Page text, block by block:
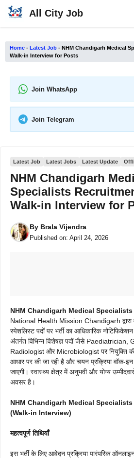
Skip
All City Job
Home - Latest Job - NHM Chandigarh Medical
Walk-in Interview for Posts
Join WhatsApp
Join Telegram
Latest Job Latest Jobs Latest Update
NHM Chandigarh
Specialists
Walk-in Interview for
By Brala Vijendra
Published on: April 24, 2026
NHM Chandigarh Medical
National Health Mission Chandigarh द्वारा
स्पेशलिस्ट पदों पर भर्ती का आधिकारिक
अंतर्गत विभिन्न विशेषज्ञ पदों जैसे Paediatrician,
Radiologist और Microbiologist पर नियुक्ति की
आधार पर की जा रही है और चयन प्रक्रिया वॉक-
जाएगी। स्वास्थ्य क्षेत्र में अनुभवी और योग्य
अवसर है।
NHM Chandigarh Medical
(Walk-in Interview)
महत्वपूर्ण तिथियाँ
इस भर्ती के लिए आवेदन प्रक्रिया पारंपरिक